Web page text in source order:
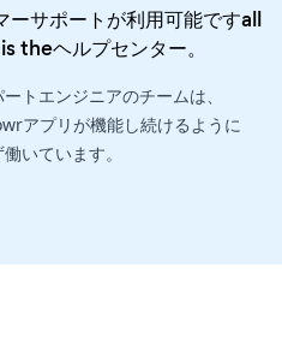
サポートが利用可能ですall
theヘルプセンター。
トエンジニアのチームは、
アプリが機能し続けるように
いています。